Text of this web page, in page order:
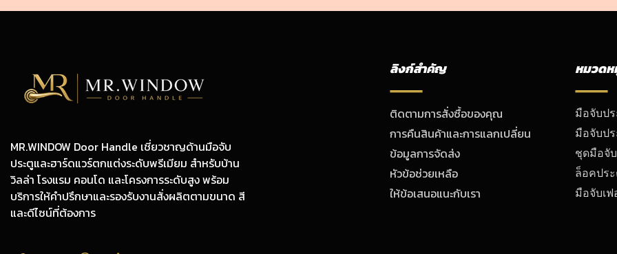
MR.WINDOW Door Handle เชี่ยวชาญด้านมือจับ
ประตูและฮาร์ดแวร์ตกแต่งระดับพรีเมียม สำหรับบ้าน
วิลล่า โรงแรม คอนโด และโครงการระดับสูง พร้อม
บริการให้คำปรึกษาและรองรับงานสั่งผลิตตามขนาด สี
และดีไซน์ที่ต้องการ
ลิงก์สำคัญ
ติดตามการสั่งซื้อของคุณ
การคืนสินค้าและการแลกเปลี่ยน
ข้อมูลการจัดส่ง
หัวข้อช่วยเหลือ
ให้ข้อเสนอแนะกับเรา
หมวดห
มือจับป
มือจับป
ชุดมือจั
ล็อคปร
มือจับเฟ